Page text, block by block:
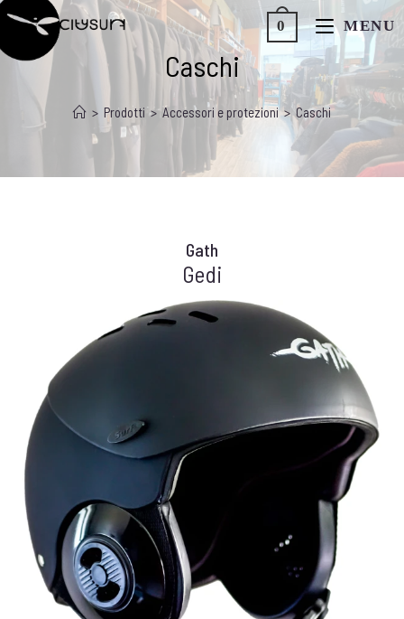
0 MENU
Caschi
> Prodotti > Accessori e protezioni > Caschi
Gath
Gedi